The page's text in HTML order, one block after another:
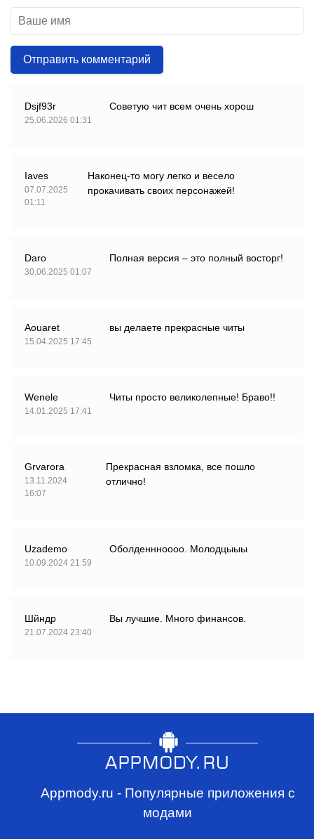
Отправить комментарий
Dsjf93r
25.06.2026 01:31
Советую чит всем очень хорош
Iaves
07.07.2025
01:11
Наконец-то могу легко и весело
прокачивать своих персонажей!
Daro
30.06.2025 01:07
Полная версия – это полный восторг!
Aouaret
15.04.2025 17:45
вы делаете прекрасные читы
Wenele
14.01.2025 17:41
Читы просто великолепные! Браво!!
Grvarora
13.11.2024
16:07
Прекрасная взломка, все пошло
отлично!
Uzademo
10.09.2024 21:59
Оболденнноооо. Молодцыыы
Шйндр
21.07.2024 23:40
Вы лучшие. Много финансов.
Appmody.ru - Популярные приложения с
модами